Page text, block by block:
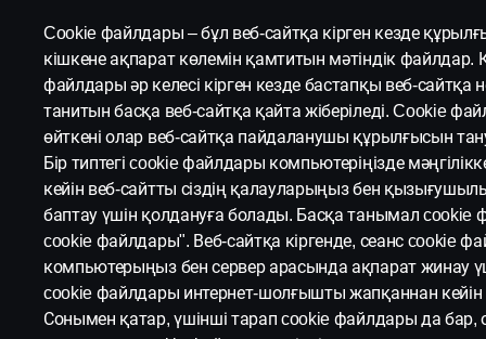
Автобустар
Қуат шешімдері
Cookie файлдары – бұл веб-сайтқа кірген кезде
кішкене ақпарат көлемін қамтитын мәтіндік файлдар.
файлдары әр келесі кірген кезде бастапқы веб-
танитын басқа веб-сайтқа қайта жіберіледі. Cookie
өйткені олар веб-сайтқа пайдаланушы құрылғысын
Бір типтегі cookie файлдары компьютеріңізде
кейін веб-сайтты сіздің қалауларыңыз бен
баптау үшін қолдануға болады. Басқа танымал cookie
cookie файлдары". Веб-сайтқа кіргенде, сеанс cookie
компьютерыңыз бен сервер арасында ақпарат жинау
cookie файлдары интернет-шолғышты жапқаннан
Сонымен қатар, үшінші тарап cookie файлдары да бар,